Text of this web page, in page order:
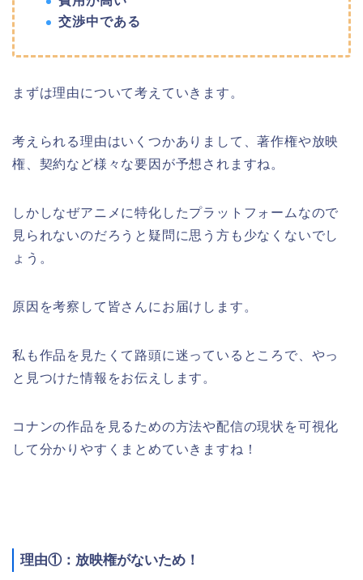
交渉中である
まずは理由について考えていきます。
考えられる理由はいくつかありまして、著作権や放映
権、契約など様々な要因が予想されますね。
しかしなぜアニメに特化したプラットフォームなので
見られないのだろうと疑問に思う方も少なくないでし
ょう。
原因を考察して皆さんにお届けします。
私も作品を見たくて路頭に迷っているところで、やっ
と見つけた情報をお伝えします。
コナンの作品を見るための方法や配信の現状を可視化
して分かりやすくまとめていきますね！
理由①：放映権がないため！